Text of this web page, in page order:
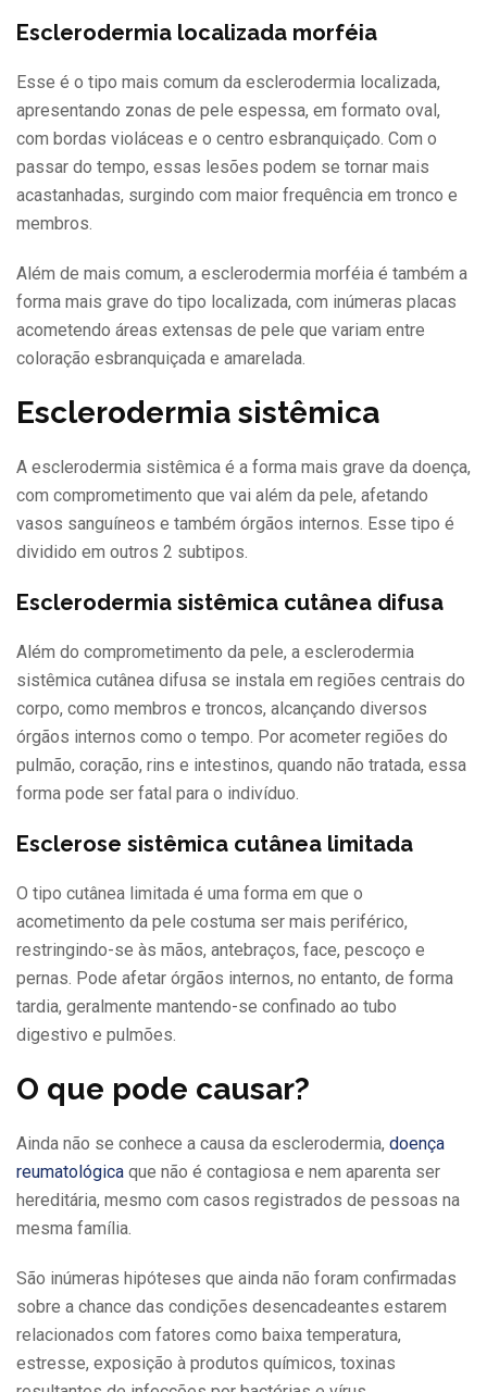
Esclerodermia localizada morféia
Esse é o tipo mais comum da esclerodermia localizada,
apresentando zonas de pele espessa, em formato oval,
com bordas violáceas e o centro esbranquiçado. Com o
passar do tempo, essas lesões podem se tornar mais
acastanhadas, surgindo com maior frequência em tronco e
membros.
Além de mais comum, a esclerodermia morféia é também a
forma mais grave do tipo localizada, com inúmeras placas
acometendo áreas extensas de pele que variam entre
coloração esbranquiçada e amarelada.
Esclerodermia sistêmica
A esclerodermia sistêmica é a forma mais grave da doença,
com comprometimento que vai além da pele, afetando
vasos sanguíneos e também órgãos internos. Esse tipo é
dividido em outros 2 subtipos.
Esclerodermia sistêmica cutânea difusa
Além do comprometimento da pele, a esclerodermia
sistêmica cutânea difusa se instala em regiões centrais do
corpo, como membros e troncos, alcançando diversos
órgãos internos como o tempo. Por acometer regiões do
pulmão, coração, rins e intestinos, quando não tratada, essa
forma pode ser fatal para o indivíduo.
Esclerose sistêmica cutânea limitada
O tipo cutânea limitada é uma forma em que o
acometimento da pele costuma ser mais periférico,
restringindo-se às mãos, antebraços, face, pescoço e
pernas. Pode afetar órgãos internos, no entanto, de forma
tardia, geralmente mantendo-se confinado ao tubo
digestivo e pulmões.
O que pode causar?
Ainda não se conhece a causa da esclerodermia, doença
reumatológica que não é contagiosa e nem aparenta ser
hereditária, mesmo com casos registrados de pessoas na
mesma família.
São inúmeras hipóteses que ainda não foram confirmadas
sobre a chance das condições desencadeantes estarem
relacionados com fatores como baixa temperatura,
estresse, exposição à produtos químicos, toxinas